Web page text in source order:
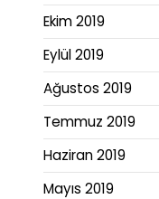
Ekim 2019
Eylül 2019
Ağustos 2019
Temmuz 2019
Haziran 2019
Mayıs 2019